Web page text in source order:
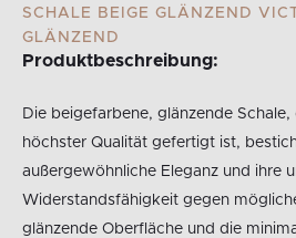
SCHALE BEIGE GLÄNZEND
GLÄNZEND
Produktbeschreibung:
Die beigefarbene, glänzende Schale,
höchster Qualität gefertigt ist,
außergewöhnliche Eleganz und ihre
Widerstandsfähigkeit gegen
glänzende Oberfläche und die